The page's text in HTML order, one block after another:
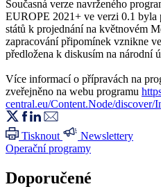
Současná verze navrženého
EUROPE 2021+ ve verzi 0.1 byla
států k projednání na květnovém
zapracování připomínek vznikne
předložena k diskusím na národní
Více informací o přípravách na
zveřejněno na webu programu
central.eu/Content.Node/discover/
Tisknout
Newslettery
Operační programy
Doporučené